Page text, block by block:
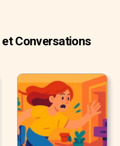
Conversations